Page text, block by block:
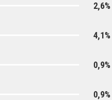
2,6%
4,1%
0,9%
0,9%